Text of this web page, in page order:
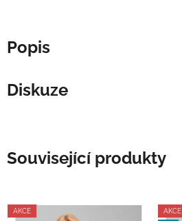
Popis
Diskuze
Související produkty
AKCE
AKCE